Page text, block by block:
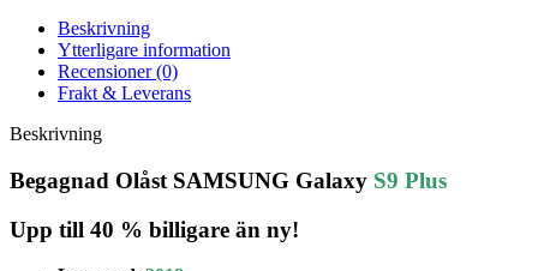
Beskrivning
Ytterligare information
Recensioner (0)
Frakt & Leverans
Beskrivning
Begagnad Olåst SAMSUNG Galaxy S9 Plus
Upp till 40 % billigare än ny!